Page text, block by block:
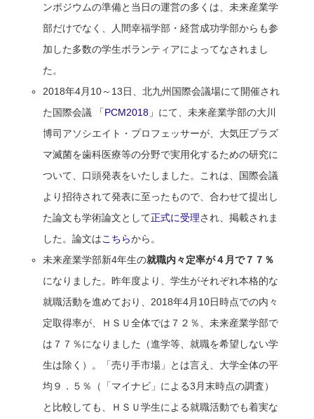
ンポジウムの準備と当日の運営の多くは、未来産業学
部だけでなく、人間幸福学部・経営成功学部からも参
加した多数の学生ボランティアによってなされまし
た。
2018年4月10～13日、北九州国際会議場にて開催され
た国際会議
「PCM2018」 にて、未来産業学部の大川
博司アソシエイト・プロフェッサーが、大気圧プラズ
マ滅菌を歯科医療等の分野で実用化するための研究に
ついて、口頭発表をいたしました。これは、国際会議
より招待されて発表に至ったもので、合わせて提出し
た論文も学術論文として正式に受理され、掲載されま
した。論文はこちらから。
未来産業学部新4年生の就職内々定率が４月で７７％
になりました。昨年度より、学生がそれぞれ本格的な
就職活動を進めており、2018年4月10日時点での内々
定取得率が、ＨＳＵ全体では７２％、未来産業学部で
は７７％になりました（進学等、就職を希望しない学
生は除く）。「売り手市場」とは言え、大学全体の平
均９．５％（「マイナビ」による3月末時点の調査）
と比較しても、ＨＳＵ学生による就職活動でも着実な